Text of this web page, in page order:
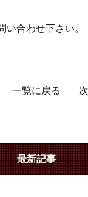
い合わせ下さい
一覧に戻る
最新記事